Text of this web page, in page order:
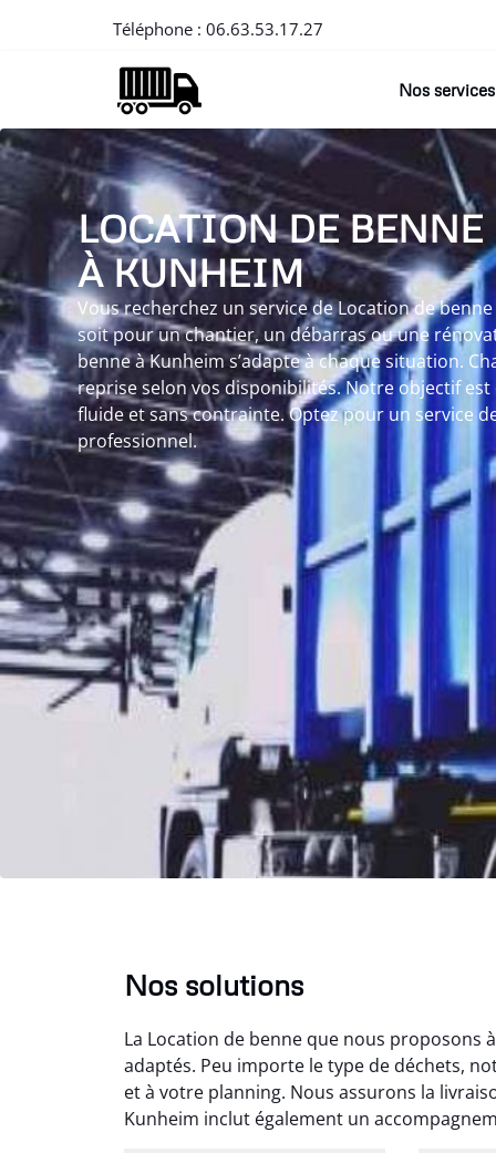
Téléphone : 06.63.53.17.27
Nos services
LOCATION DE BENNE
À KUNHEIM
Vous recherchez un service de Location de
soit pour un chantier, un débarras ou une
benne à Kunheim s’adapte à chaque situation.
reprise selon vos disponibilités. Notre objectif
fluide et sans contrainte. Optez pour un service
professionnel.
Nos solutions
La Location de benne que nous proposons
adaptés. Peu importe le type de déchets,
et à votre planning. Nous assurons la
Kunheim inclut également un